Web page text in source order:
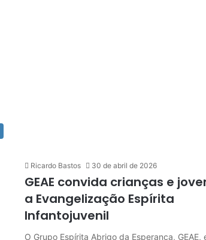
Ricardo Bastos 30 de abril de 2026
GEAE convida crianças e
a Evangelização Espírita
Infantojuvenil
O Grupo Espírita Abrigo da Esperança, GEAE,